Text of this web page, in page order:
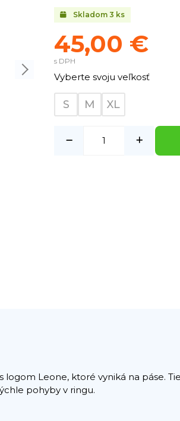
Skladom 3 ks
45,00 €
s DPH
Vyberte svoju veľkosť
S M XL
Leone, ktoré vyniká na páse.
pohyby v ringu.